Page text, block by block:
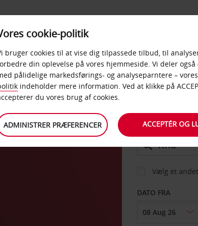
PRODUKTER &
KONTORER
BIL
AFHENT FRA
Vælg et
DATO FRA
cookie-politik
bruger cookies til at vise dig tilpassede tilbud, til
din oplevelse på vores hjemmeside. Vi deler også
pålidelige markedsførings- og analyseparntere – vores
indeholder mere information. Ved at klikke på
du vores brug af cookies.
ADMINISTRER PRÆFERENCER ACCEPTÉR OG